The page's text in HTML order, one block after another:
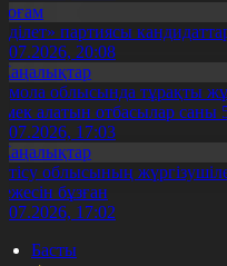
партиясы
20:08
облысында тұрақты
алатын отбасылар саны
17:03
облысының
бұзған
17:02
Басты